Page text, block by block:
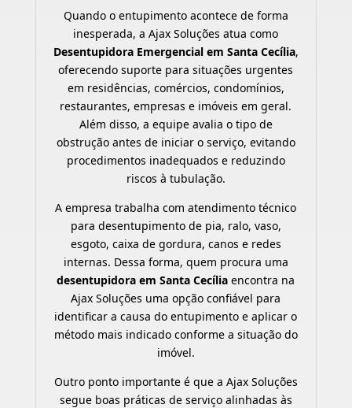
Quando o entupimento acontece de forma
inesperada, a Ajax Soluções atua como
Desentupidora Emergencial em Santa Cecília,
oferecendo suporte para situações urgentes
em residências, comércios, condomínios,
restaurantes, empresas e imóveis em geral.
Além disso, a equipe avalia o tipo de
obstrução antes de iniciar o serviço, evitando
procedimentos inadequados e reduzindo
riscos à tubulação.
A empresa trabalha com atendimento técnico
para desentupimento de pia, ralo, vaso,
esgoto, caixa de gordura, canos e redes
internas. Dessa forma, quem procura uma
desentupidora em Santa Cecília encontra na
Ajax Soluções uma opção confiável para
identificar a causa do entupimento e aplicar o
método mais indicado conforme a situação do
imóvel.
Outro ponto importante é que a Ajax Soluções
segue boas práticas de serviço alinhadas às